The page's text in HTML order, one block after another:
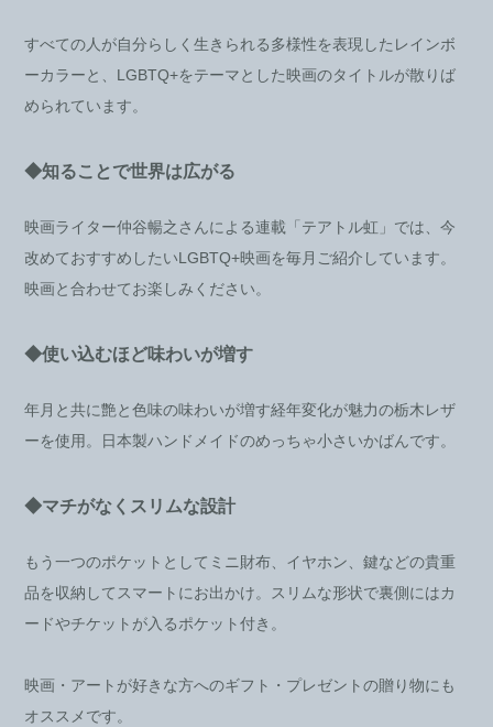
すべての人が自分らしく生きられる多様性を表現したレインボ
ーカラーと、LGBTQ+をテーマとした映画のタイトルが散りば
められています。
◆知ることで世界は広がる
映画ライター仲谷暢之さんによる連載「テアトル虹」では、今
改めておすすめしたいLGBTQ+映画を毎月ご紹介しています。
映画と合わせてお楽しみください。
◆使い込むほど味わいが増す
年月と共に艶と色味の味わいが増す経年変化が魅力の栃木レザ
ーを使用。日本製ハンドメイドのめっちゃ小さいかばんです。
◆マチがなくスリムな設計
もう一つのポケットとしてミニ財布、イヤホン、鍵などの貴重
品を収納してスマートにお出かけ。スリムな形状で裏側にはカ
ードやチケットが入るポケット付き。
映画・アートが好きな方へのギフト・プレゼントの贈り物にも
オススメです。